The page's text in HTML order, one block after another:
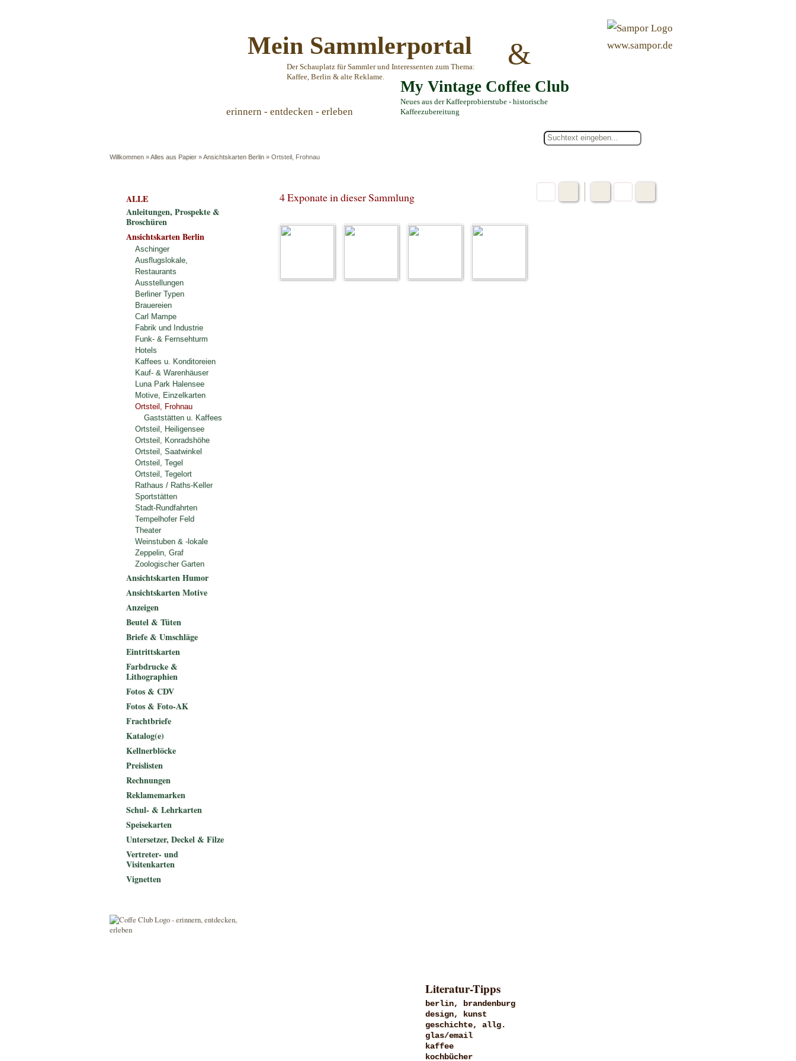
Mein Sammlerportal
Der Schauplatz für Sammler und Interessenten zum Thema:
Kaffee, Berlin & alte Reklame.
&
My Vintage Coffee Club
Neues aus der Kaffeeprobierstube - historische
Kaffeezubereitung
www.sampor.de
erinnern - entdecken - erleben
Willkommen »Alles aus Papier »Ansichtskarten Berlin » Ortsteil, Frohnau
4 Exponate in dieser Sammlung
ALLE
Anleitungen, Prospekte &
Broschüren
Ansichtskarten Berlin
Aschinger
Ausflugslokale,
Restaurants
Ausstellungen
Berliner Typen
Brauereien
Carl Mampe
Fabrik und Industrie
Funk- & Fernsehturm
Hotels
Kaffees u. Konditoreien
Kauf- & Warenhäuser
Luna Park Halensee
Motive, Einzelkarten
Ortsteil, Frohnau
Gaststätten u. Kaffees
Ortsteil, Heiligensee
Ortsteil, Konradshöhe
Ortsteil, Saatwinkel
Ortsteil, Tegel
Ortsteil, Tegelort
Rathaus / Raths-Keller
Sportstätten
Stadt-Rundfahrten
Tempelhofer Feld
Theater
Weinstuben & -lokale
Zeppelin, Graf
Zoologischer Garten
Ansichtskarten Humor
Ansichtskarten Motive
Anzeigen
Beutel & Tüten
Briefe & Umschläge
Eintrittskarten
Farbdrucke &
Lithographien
Fotos & CDV
Fotos & Foto-AK
Frachtbriefe
Katalog(e)
Kellnerblöcke
Preislisten
Rechnungen
Reklamemarken
Schul- & Lehrkarten
Speisekarten
Untersetzer, Deckel & Filze
Vertreter- und
Visitenkarten
Vignetten
Literatur-Tipps
berlin, brandenburg
design, kunst
geschichte, allg.
glas/email
kaffee
kochbücher